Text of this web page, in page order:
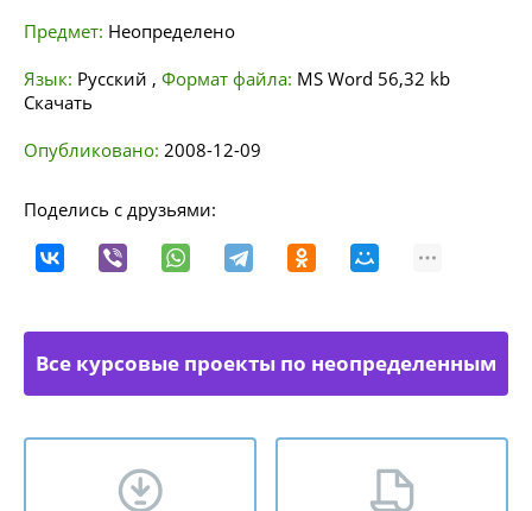
Предмет: Неопределено
Язык: Русский , Формат файла: MS Word 56,32 kb
Скачать
Опубликовано: 2008-12-09
Поделись с друзьями:
Все курсовые проекты по неопределенным